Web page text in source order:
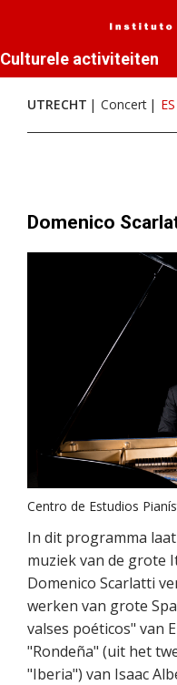
Culturele activiteiten
UTRECHT Concert ES
Domenico
Centro de Estudios
In dit programma
muziek van de grote
Domenico Scarlatti
werken van grote
valses poéticos" van
"Rondeña" (uit het
"Iberia") van Isaac